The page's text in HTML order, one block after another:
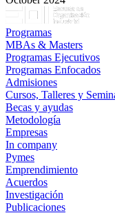
Programas
MBAs & Masters
Programas Ejecutivos
Programas Enfocados
Admisiones
Cursos, Talleres y
Becas y ayudas
Metodología
Empresas
In company
Pymes
Emprendimiento
Acuerdos
Investigación
Publicaciones